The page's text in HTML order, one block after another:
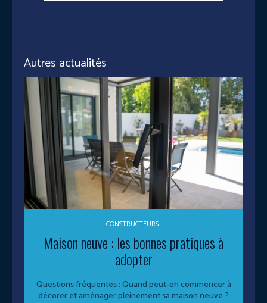
Autres actualités
CONSTRUCTEURS
Maison neuve : les bonnes pratiques à
adopter
Questions fréquentes : Quand peut-on commencer à
décorer et aménager pleinement sa maison neuve ?